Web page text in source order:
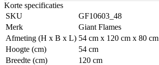
Korte specificaties
SKU
GF10603_48
Merk
Giant Flames
Afmeting (H x B x L) 54 cm x 120 cm x 80 cm
Hoogte (cm)
54 cm
Breedte (cm)
120 cm